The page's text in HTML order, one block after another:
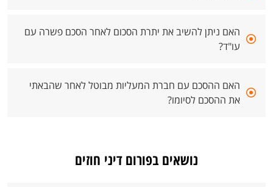
האם ניתן להשיב את יתרת הסכום לאחר הסכם פשרה עם
עו"ד?
האם ההסכם עם חברת המעליות מבוטל לאחר שהבאתי
את ההסכם לסיומו?
נושאים בפורום דיני חוזים